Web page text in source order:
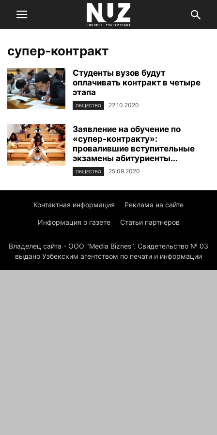
супер-контракт
Студенты вузов будут
оплачивать контракт в четыре
этапа
ОБЩЕСТВО 22.10.2020
Заявление на обучение по
«супер-контракту»:
провалившие вступительные
экзамены абитуриенты...
ОБЩЕСТВО 25.09.2020
Контактная информация Реклама на сайте
Информация о газете Статьи партнеров
Владелец сайта - ООО "Media Biznes". Свидетельство № 03
выдано Узбекским агентством по печати и информации